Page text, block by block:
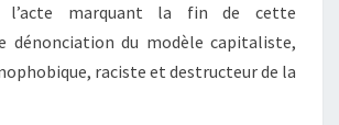
l’acte marquant la fin de cette
dénonciation du modèle capitaliste,
raciste et destructeur de la